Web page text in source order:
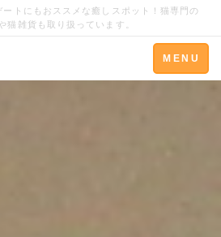
トにもおススメな癒しスポット！猫専門の
猫雑貨も取り扱っています。
Toggle
navigation
MENU